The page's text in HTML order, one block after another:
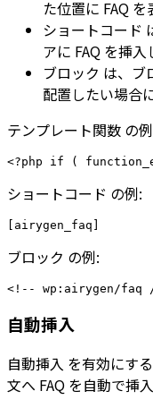
た位置に FAQ
ショートコード
アに FAQ を挿入
ブロック は、ブ
配置したい場合
テンプレート関数 の
ショートコード の例:
ブロック の例:
自動挿入
自動挿入 を有効にす
文へ FAQ を自動で挿入